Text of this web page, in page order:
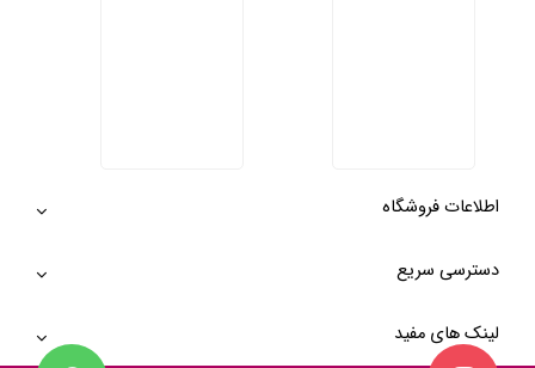
اطلاعات فروشگاه
دسترسی سریع
لینک های مفید